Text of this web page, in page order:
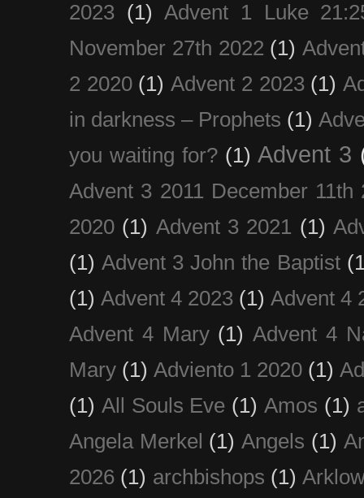
2023 (1) Advent 1 Luke
November 27th 2022 (1)
2 2020 (1) Advent 2 2023 (1)
in darkness – Prophets (1)
you waiting for? (1) Advent 3
Advent 3 2011 December 11th
2020 (1) Advent 3 2021 (1)
(1) Advent 3 John the Baptist
(1) Advent 4 2023 (1) Advent 4
Advent 4 Mary (1) Advent 4
Mary (1) Adviento 1 2020 (1)
(1) All Souls Eve (1) Amos (1)
Angela Merkel (1) Angels (1)
2026 (1) archbishops (1)